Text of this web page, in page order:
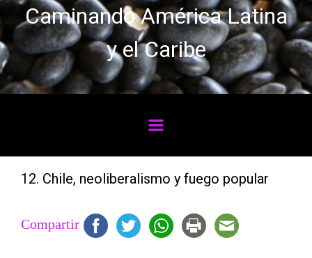
Caminando América Latina
y el Caribe
12. Chile, neoliberalismo y fuego popular
Compartir